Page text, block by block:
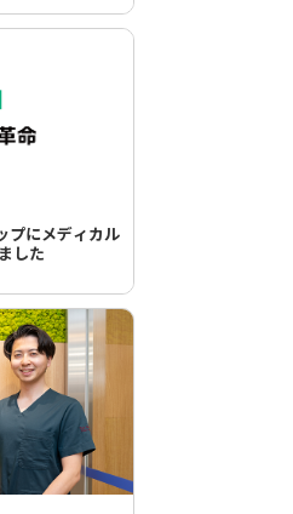
プにメディカル
した